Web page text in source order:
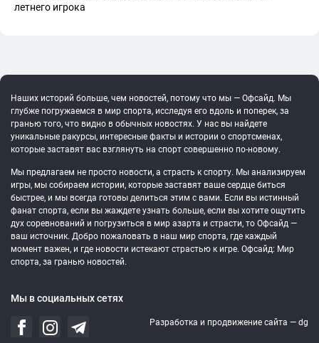
летнего игрока
Наших историй больше, чем новостей, потому что мы — Офсайд. Мы
глубже погружаемся в мир спорта, исследуя его вдоль и поперек, за
гранью того, что видно в обычных новостях. У нас вы найдете
уникальные ракурсы, интересные факты и истории о спортсменах,
которые заставят вас взглянуть на спорт совершенно по-новому.
Мы предлагаем не просто новости, а страсть к спорту. Мы анализируем
игры, мы собираем истории, которые заставят ваше сердце биться
быстрее, и мы всегда готовы делиться этим с вами. Если вы истинный
фанат спорта, если вы жаждете узнать больше, если вы хотите ощутить
дух соревнований и погрузиться в мир азарта и страсти, то Офсайд —
ваш источник. Добро пожаловать в наш мир спорта, где каждый
момент важен, и где новости истекают страстью к игре. Офсайд: Мир
спорта, за гранью новостей.
Мы в социальных сетях
Разработка и продвижение сайта — dg